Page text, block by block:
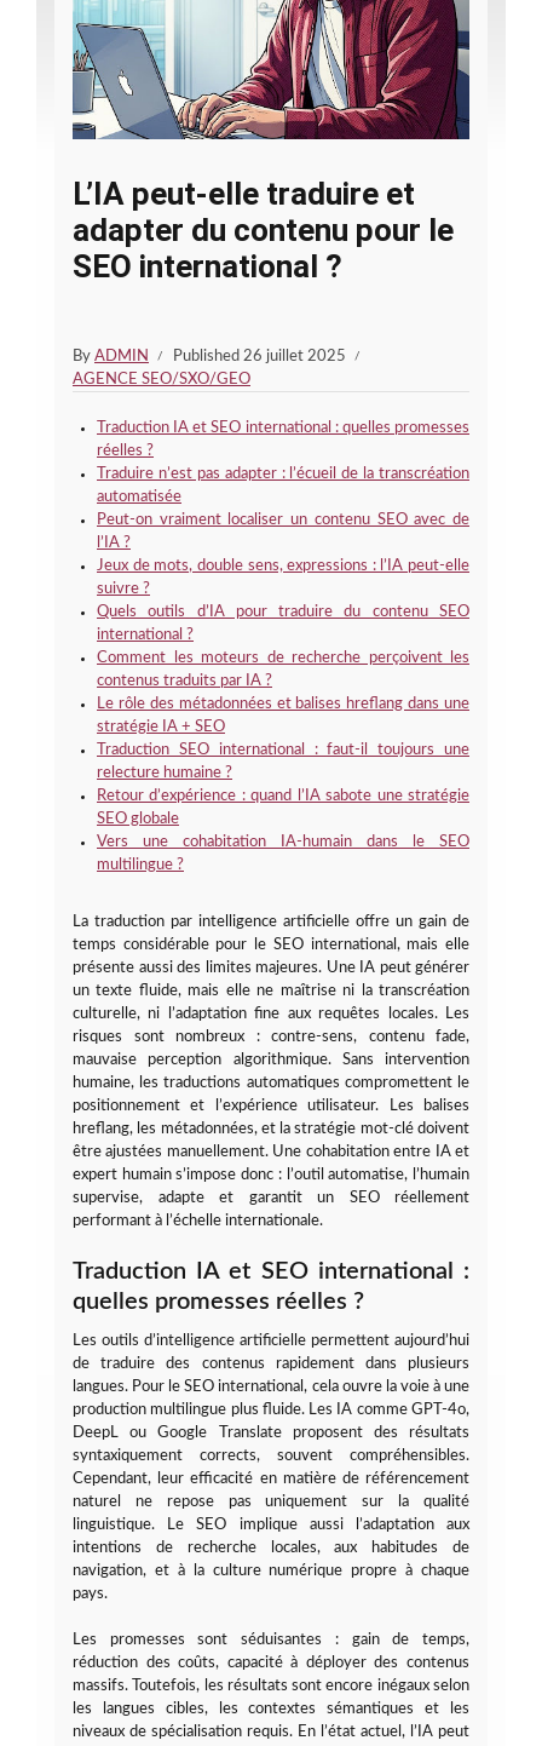
L’IA peut-elle traduire et
adapter du contenu pour le
SEO international ?
By ADMIN Published 26 juillet 2025
AGENCE SEO/SXO/GEO
Traduction IA et SEO international : quelles promesses
réelles ?
Traduire n’est pas adapter : l’écueil de la transcréation
automatisée
Peut-on vraiment localiser un contenu SEO avec de
l’IA ?
Jeux de mots, double sens, expressions : l’IA peut-elle
suivre ?
Quels outils d’IA pour traduire du contenu SEO
international ?
Comment les moteurs de recherche perçoivent les
contenus traduits par IA ?
Le rôle des métadonnées et balises hreflang dans une
stratégie IA + SEO
Traduction SEO international : faut-il toujours une
relecture humaine ?
Retour d’expérience : quand l’IA sabote une stratégie
SEO globale
Vers une cohabitation IA-humain dans le SEO
multilingue ?
La traduction par intelligence artificielle offre un gain de
temps considérable pour le SEO international, mais elle
présente aussi des limites majeures. Une IA peut générer
un texte fluide, mais elle ne maîtrise ni la transcréation
culturelle, ni l’adaptation fine aux requêtes locales. Les
risques sont nombreux : contre-sens, contenu fade,
mauvaise perception algorithmique. Sans intervention
humaine, les traductions automatiques compromettent le
positionnement et l’expérience utilisateur. Les balises
hreflang, les métadonnées, et la stratégie mot-clé doivent
être ajustées manuellement. Une cohabitation entre IA et
expert humain s’impose donc : l’outil automatise, l’humain
supervise, adapte et garantit un SEO réellement
performant à l’échelle internationale.
Traduction IA et SEO international :
quelles promesses réelles ?
Les outils d’intelligence artificielle permettent aujourd’hui
de traduire des contenus rapidement dans plusieurs
langues. Pour le SEO international, cela ouvre la voie à une
production multilingue plus fluide. Les IA comme GPT-4o,
DeepL ou Google Translate proposent des résultats
syntaxiquement corrects, souvent compréhensibles.
Cependant, leur efficacité en matière de référencement
naturel ne repose pas uniquement sur la qualité
linguistique. Le SEO implique aussi l’adaptation aux
intentions de recherche locales, aux habitudes de
navigation, et à la culture numérique propre à chaque
pays.
Les promesses sont séduisantes : gain de temps,
réduction des coûts, capacité à déployer des contenus
massifs. Toutefois, les résultats sont encore inégaux selon
les langues cibles, les contextes sémantiques et les
niveaux de spécialisation requis. En l’état actuel, l’IA peut